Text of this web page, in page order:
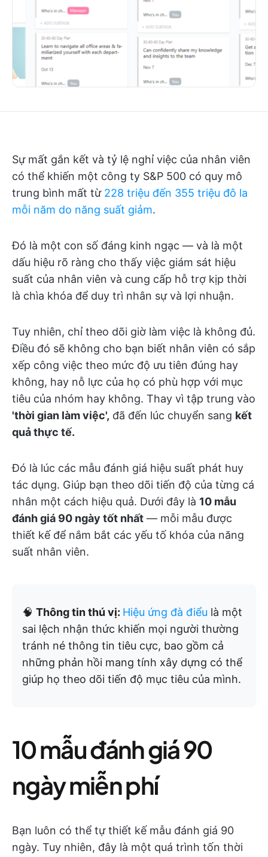
Sự mất gắn kết và tỷ lệ nghỉ việc của nhân viên
có thể khiến một công ty S&P 500 có quy mô
trung bình mất từ 228 triệu đến 355 triệu đô la
mỗi năm do năng suất giảm.
Đó là một con số đáng kinh ngạc — và là một
dấu hiệu rõ ràng cho thấy việc giám sát hiệu
suất của nhân viên và cung cấp hỗ trợ kịp thời
là chìa khóa để duy trì nhân sự và lợi nhuận.
Tuy nhiên, chỉ theo dõi giờ làm việc là không đủ.
Điều đó sẽ không cho bạn biết nhân viên có sắp
xếp công việc theo mức độ ưu tiên đúng hay
không, hay nỗ lực của họ có phù hợp với mục
tiêu của nhóm hay không. Thay vì tập trung vào
'thời gian làm việc', đã đến lúc chuyển sang kết
quả thực tế.
Đó là lúc các mẫu đánh giá hiệu suất phát huy
tác dụng. Giúp bạn theo dõi tiến độ của từng cá
nhân một cách hiệu quả. Dưới đây là 10 mẫu
đánh giá 90 ngày tốt nhất — mỗi mẫu được
thiết kế để nắm bắt các yếu tố khóa của năng
suất nhân viên.
🧠 Thông tin thú vị: Hiệu ứng đà điểu là một
sai lệch nhận thức khiến mọi người thường
tránh né thông tin tiêu cực, bao gồm cả
những phản hồi mang tính xây dựng có thể
giúp họ theo dõi tiến độ mục tiêu của mình.
10 mẫu đánh giá 90
ngày miễn phí
Bạn luôn có thể tự thiết kế mẫu đánh giá 90
ngày. Tuy nhiên, đây là một quá trình tốn thời